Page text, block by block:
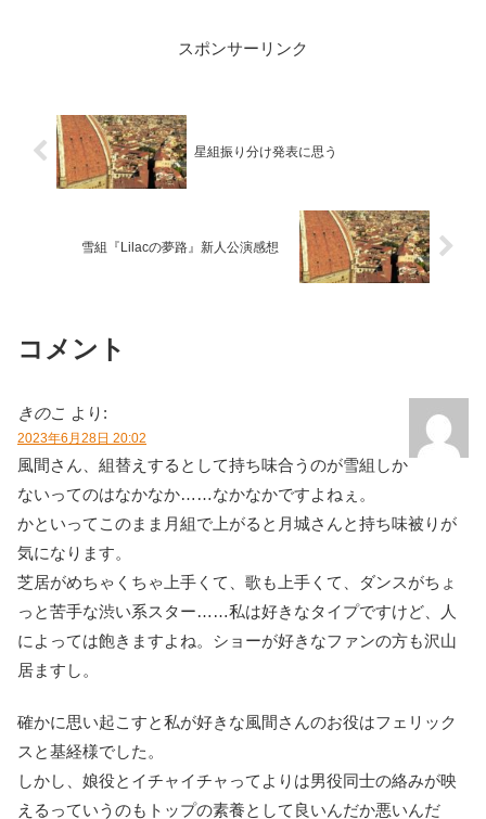
ます。※記事内の数値は自力で数えてい
スポンサーリンク
星組振り分け発表に思う
雪組『Lilacの夢路』新人公演感想
コメント
きのこ より:
2023年6月28日 20:02
風間さん、組替えするとして持ち味合うのが雪組しか
ないってのはなかなか……なかなかですよねぇ。
かといってこのまま月組で上がると月城さんと持ち味被りが
気になります。
芝居がめちゃくちゃ上手くて、歌も上手くて、ダンスがちょ
っと苦手な渋い系スター……私は好きなタイプですけど、人
によっては飽きますよね。ショーが好きなファンの方も沢山
居ますし。
確かに思い起こすと私が好きな風間さんのお役はフェリック
スと基経様でした。
しかし、娘役とイチャイチャってよりは男役同士の絡みが映
えるっていうのもトップの素養として良いんだか悪いんだ